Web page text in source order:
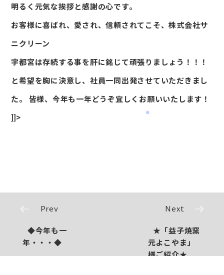
明るく元気な挨拶と感謝の心です。
お客様に喜ばれ、愛され、信頼されてこそ、株式会社サ
ニクリーン
宇都宮は存続する事を肝に銘じて頑張りましょう！！！
と希望を胸に決意し、社員一同出発させていただきまし
た。 皆様、今年も一年どうぞ宜しくお願いいたします！
]]>
Prev
◆今年も一
年・・・◆
Next
★「益子焼窯
元よこやま」
様ご紹介★